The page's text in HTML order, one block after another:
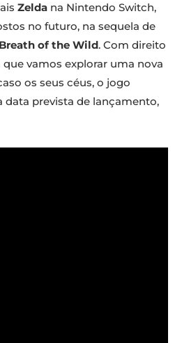
Zelda na Nintendo Switch,
no futuro, na sequela de
of the Wild. Com direito
vamos explorar uma nova
os seus céus, o jogo
prevista de lançamento,